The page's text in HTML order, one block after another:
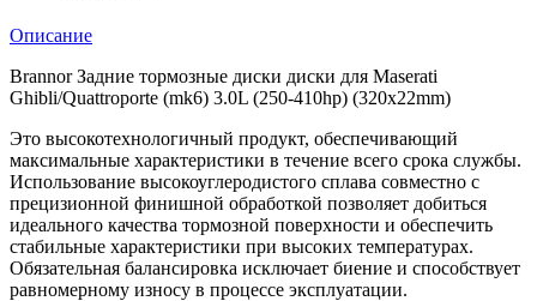
Описание
Brannor Задние тормозные диски диски для Maserati
Ghibli/Quattroporte (mk6) 3.0L (250-410hp) (320x22mm)
Это высокотехнологичный продукт, обеспечивающий
максимальные характеристики в течение всего срока службы.
Использование высокоуглеродистого сплава совместно с
прецизионной финишной обработкой позволяет добиться
идеального качества тормозной поверхности и обеспечить
стабильные характеристики при высоких температурах.
Обязательная балансировка исключает биение и способствует
равномерному износу в процессе эксплуатации.